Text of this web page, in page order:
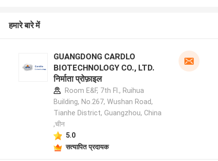
हमारे बारे में
GUANGDONG CARDLO
BIOTECHNOLOGY CO., LTD.
निर्माता प्रोफ़ाइल
Room E&F, 7th Fl., Ruihua
Building, No.267, Wushan Road,
Tianhe District, Guangzhou, China
,चीन
5.0
सत्यापित प्रदायक